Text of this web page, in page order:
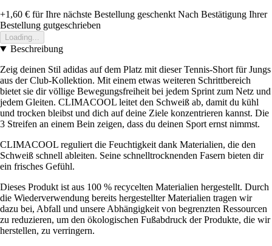
+1,60 € für Ihre nächste Bestellung geschenkt Nach Bestätigung Ihrer
Bestellung gutgeschrieben
Loading...
Beschreibung
Zeig deinen Stil adidas auf dem Platz mit dieser Tennis-Short für Jungs
aus der Club-Kollektion. Mit einem etwas weiteren Schrittbereich
bietet sie dir völlige Bewegungsfreiheit bei jedem Sprint zum Netz und
jedem Gleiten. CLIMACOOL leitet den Schweiß ab, damit du kühl
und trocken bleibst und dich auf deine Ziele konzentrieren kannst. Die
3 Streifen an einem Bein zeigen, dass du deinen Sport ernst nimmst.
CLIMACOOL reguliert die Feuchtigkeit dank Materialien, die den
Schweiß schnell ableiten. Seine schnelltrocknenden Fasern bieten dir
ein frisches Gefühl.
Dieses Produkt ist aus 100 % recycelten Materialien hergestellt. Durch
die Wiederverwendung bereits hergestellter Materialien tragen wir
dazu bei, Abfall und unsere Abhängigkeit von begrenzten Ressourcen
zu reduzieren, um den ökologischen Fußabdruck der Produkte, die wir
herstellen, zu verringern.